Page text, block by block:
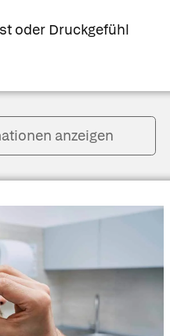
oder Druckgefühl
anzeigen